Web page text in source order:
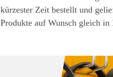
kürzester Zeit bestellt und
Produkte auf Wunsch gleich in